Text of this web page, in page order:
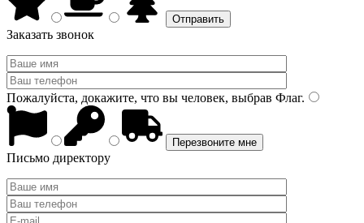
Заказать звонок
Пожалуйста, докажите, что вы человек, выбрав Флаг.
Письмо директору